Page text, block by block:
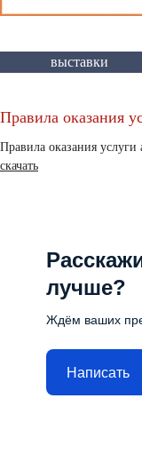
выставки
Правила оказания
Правила оказания услуги
скачать
лучше?
Ждём ваших
Написать